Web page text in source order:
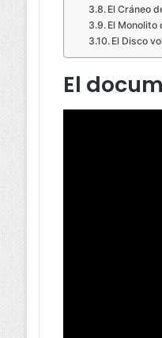
El Cráneo
El Monolito
El Disco
El